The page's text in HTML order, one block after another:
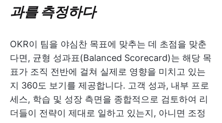
과를 측정하다
OKR이 팀을 야심찬 목표에 맞추는 데 초점을 맞춘
다면, 균형 성과표(Balanced Scorecard)는 해당 목
표가 조직 전반에 걸쳐 실제로 영향을 미치고 있는
지 360도 보기를 제공합니다. 고객 성과, 내부 프로
세스, 학습 및 성장 측면을 종합적으로 검토하여 리
더들이 전략이 제대로 일하고 있는지, 아니면 조정